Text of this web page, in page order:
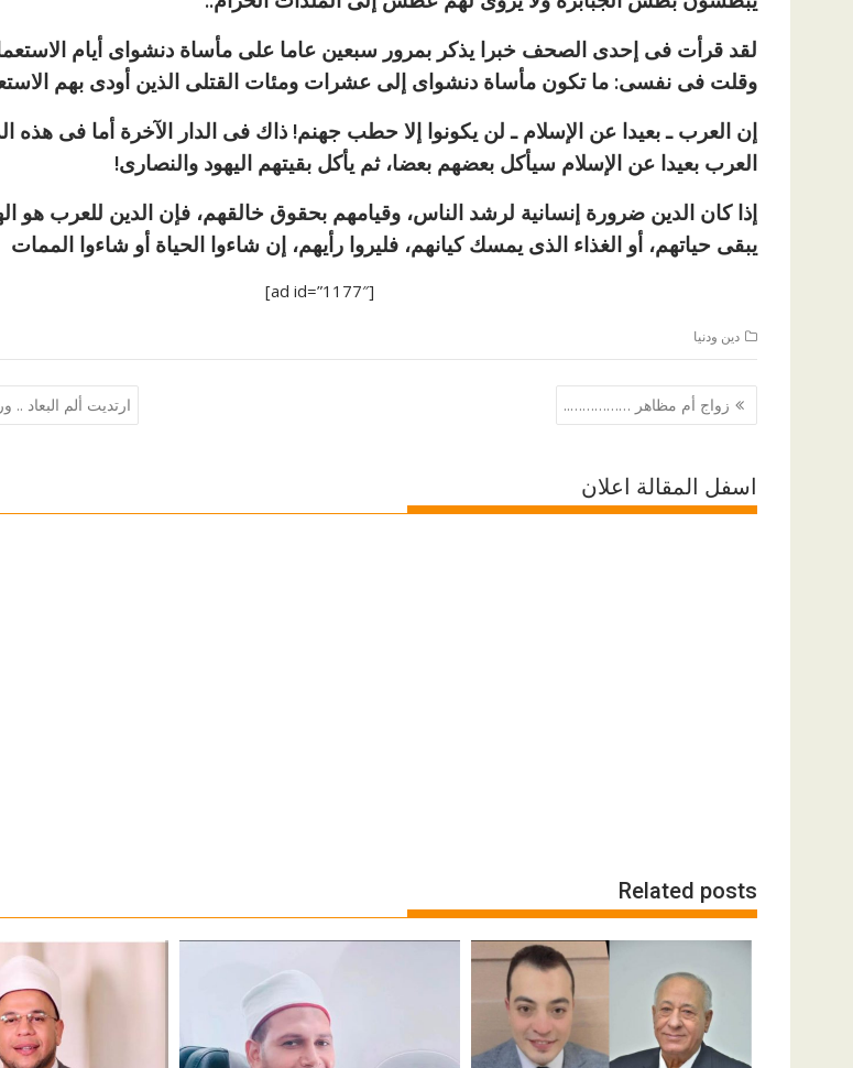
لقد قرأت فى إحدى الصحف خبرا يذكر بمرور سبعين عاما على مأساة دنشواى أيام
وقلت فى نفسى: ما تكون مأساة دنشواى إلى عشرات ومئات القتلى الذين أودى بهم
إن العرب ـ بعيدا عن الإسلام ـ لن يكونوا إلا حطب جهنم! ذاك فى الدار الآخرة أما فى هذه
العرب بعيدا عن الإسلام سيأكل بعضهم بعضا، ثم يأكل بقيتهم اليهود والنصارى!
إذا كان الدين ضرورة إنسانية لرشد الناس، وقيامهم بحقوق خالقهم، فإن الدين للعرب هو
يبقى حياتهم، أو الغذاء الذى يمسك كيانهم، فليروا رأيهم، إن شاءوا الحياة أو شاءوا الممات
[ad id=”1177″]
دين ودنيا
تصفّح
المقالات
زواج أم مظاهر …………….. ارتديت ألم البعاد ..
اسفل المقالة اعلان
Related posts